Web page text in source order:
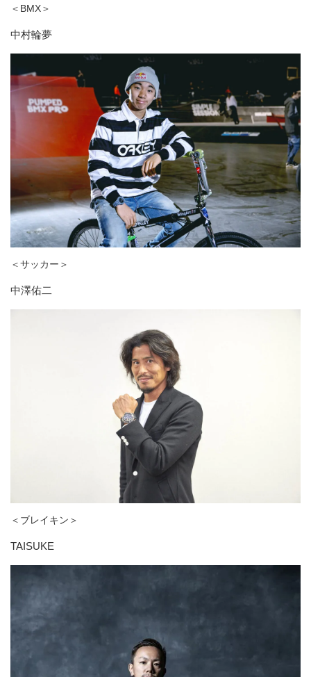
＜BMX＞
中村輪夢
＜サッカー＞
中澤佑二
＜ブレイキン＞
TAISUKE